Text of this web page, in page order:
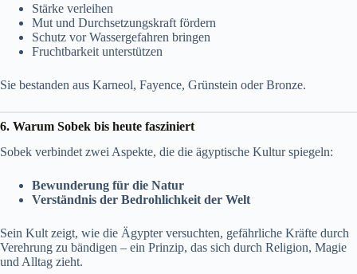
Stärke verleihen
Mut und Durchsetzungskraft fördern
Schutz vor Wassergefahren bringen
Fruchtbarkeit unterstützen
Sie bestanden aus Karneol, Fayence, Grünstein oder Bronze.
6. Warum Sobek bis heute fasziniert
Sobek verbindet zwei Aspekte, die die ägyptische Kultur spiegeln:
Bewunderung für die Natur
Verständnis der Bedrohlichkeit der Welt
Sein Kult zeigt, wie die Ägypter versuchten, gefährliche Kräfte durch
Verehrung zu bändigen – ein Prinzip, das sich durch Religion, Magie
und Alltag zieht.